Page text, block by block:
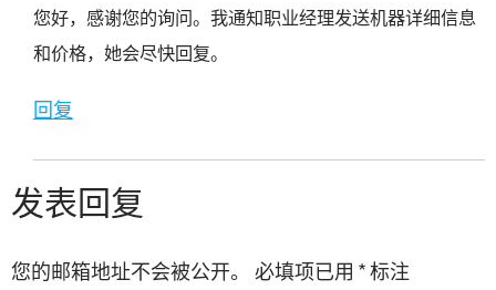
您好，感谢您的询问。我通知职业经理发送机器详细信息
和价格，她会尽快回复。
回复
发表回复
您的邮箱地址不会被公开。 必填项已用*标注